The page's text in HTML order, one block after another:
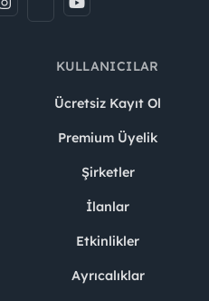
KULLANICILAR
Ücretsiz Kayıt Ol
Premium Üyelik
Şirketler
İlanlar
Etkinlikler
Ayrıcalıklar